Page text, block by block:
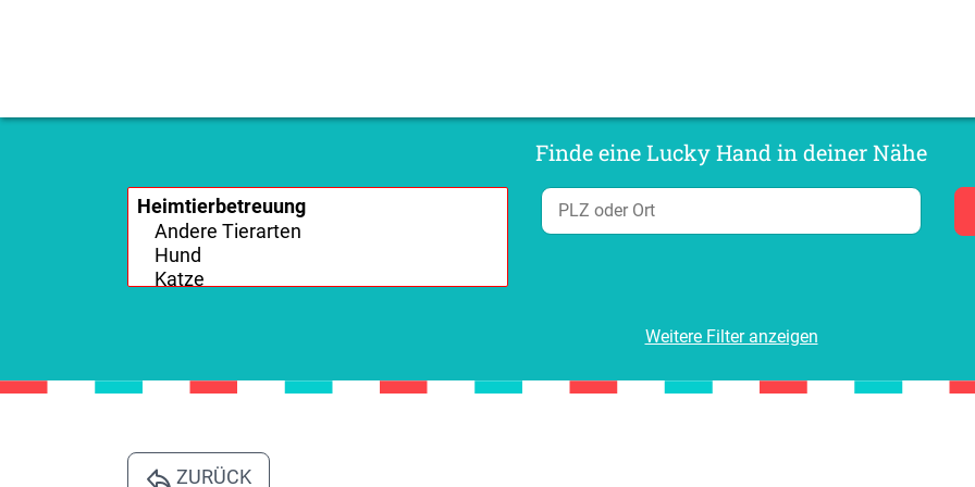
Finde eine Lucky Hand in deiner Nähe
Weitere Filter anzeigen
ZURÜCK